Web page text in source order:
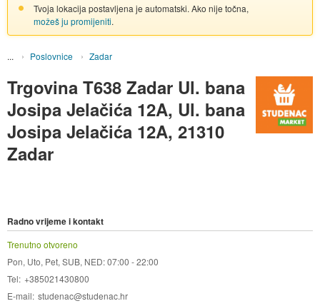
Tvoja lokacija postavljena je automatski. Ako nije točna,
možeš ju promijeniti.
Poslovnice Zadar
Trgovina T638 Zadar Ul. bana
Josipa Jelačića 12A, Ul. bana
Josipa Jelačića 12A, 21310
Zadar
Radno vrijeme i kontakt
Trenutno otvoreno
Pon, Uto, Pet, SUB, NED: 07:00 - 22:00
Tel +385021430800
E-mail studenac@studenac.hr